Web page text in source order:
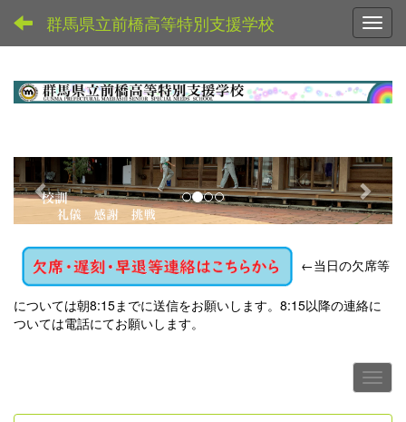
群馬県立前橋高等特別支援学校
p
r
e
v
i
o
u
n
e
x
←当日の欠席等
については朝8:15までに送信をお願いします。8:15以降の連絡に
ついては電話にてお願いします。